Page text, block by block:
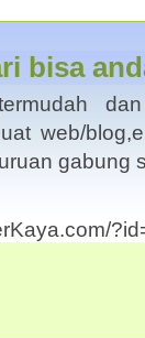
bisa
web/